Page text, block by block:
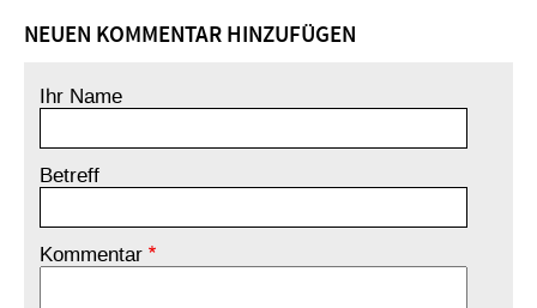
NEUEN KOMMENTAR HINZUFÜGEN
Ihr Name
Betreff
Kommentar